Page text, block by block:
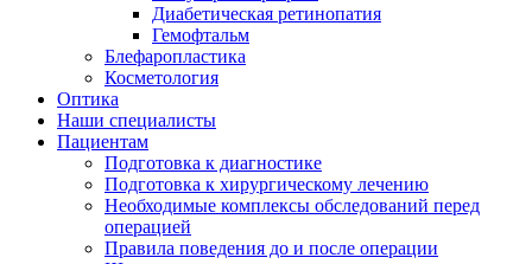
Диабетическая ретинопатия
Гемофтальм
Блефаропластика
Косметология
Оптика
Наши специалисты
Пациентам
Подготовка к диагностике
Подготовка к хирургическому лечению
Необходимые комплексы обследований перед
операцией
Правила поведения до и после операции